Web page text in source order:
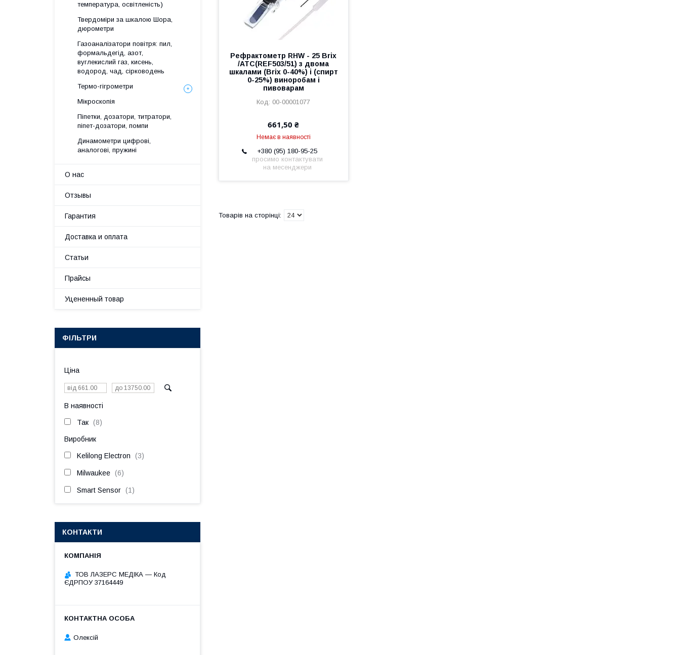
Рефрактометр RHW - 25 Brix
/ATC(REF503/51) з двома
шкалами (Brix 0-40%) і (спирт
0-25%) виноробам і
пивоварам
00-00001077
661,50 ₴
Немає в наявності
+380 (95) 180-95-25
просимо контактувати
на месенджери
температура, освітленість)
Твердоміри за шкалою Шора,
дюрометри
Газоаналізатори повітря: пил,
формальдегід, азот,
вуглекислий газ, кисень,
водород, чад, сірководень
Термо-гігрометри
Мікроскопія
Піпетки, дозатори, титратори,
піпет-дозатори, помпи
Динамометри цифрові,
аналогові, пружині
О нас
Отзывы
Гарантия
Доставка и оплата
Статьи
Прайсы
Уцененный товар
ФІЛЬТРИ
Ціна
В наявності
Так 8
Виробник
Kelilong Electron 3
Milwaukee 6
Smart Sensor 1
КОНТАКТИ
ТОВ ЛАЗЕРС МЕДІКА — Код
ЄДРПОУ 37164449
Олексій